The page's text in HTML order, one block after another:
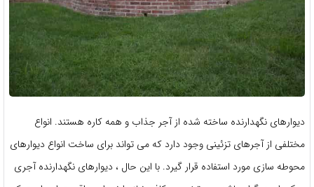
دیوارهای نگهدارنده ساخته شده از آجر جذاب و همه کاره هستند. انواع
مختلفی از آجرهای تزئینی وجود دارد که می تواند برای ساخت انواع دیوارهای
محوطه سازی مورد استفاده قرار گیرد. با این حال ، دیوارهای نگهدارنده آجری